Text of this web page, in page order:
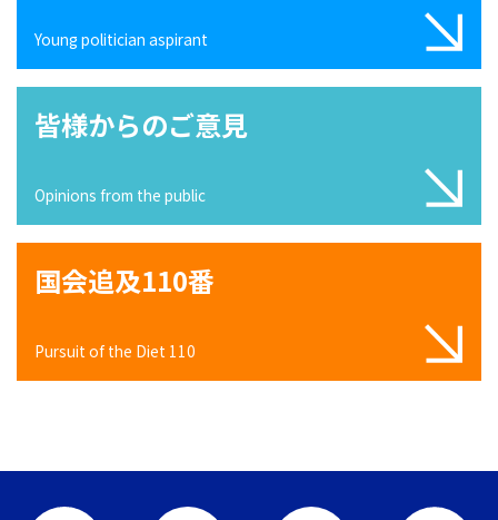
Young politician aspirant
皆様からのご意見
Opinions from the public
国会追及110番
Pursuit of the Diet 110